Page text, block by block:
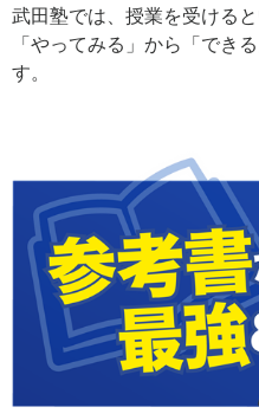
武田塾では、授業を受ける
「やってみる」から「でき
す。